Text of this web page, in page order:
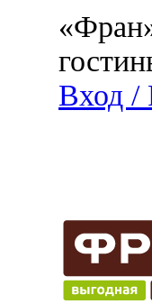
Вход /